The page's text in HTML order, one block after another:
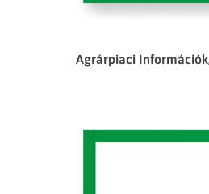
Agrárpiaci